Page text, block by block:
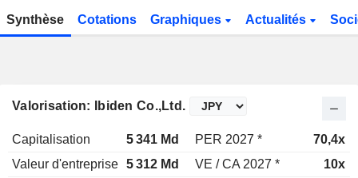
Synthèse Cotations Graphiques Actualités
Valorisation: Ibiden Co.,Ltd.
Capitalisation 5 341 Md PER 2027 *
70,4x
Valeur d'entreprise 5 312 Md VE / CA 2027 *
10x